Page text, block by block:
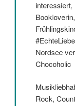
interessiert,
Nordsee
Chocoholic
Rock,